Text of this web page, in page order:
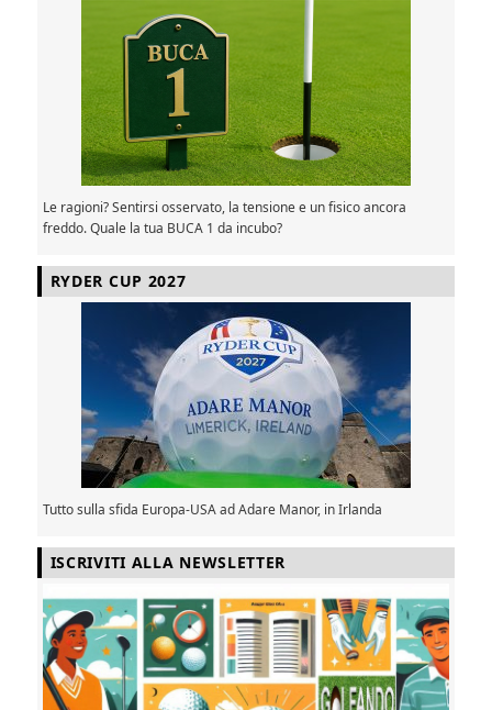
Le ragioni? Sentirsi osservato, la tensione e un fisico ancora
freddo. Quale la tua BUCA 1 da incubo?
RYDER CUP 2027
Tutto sulla sfida Europa-USA ad Adare Manor, in Irlanda
ISCRIVITI ALLA NEWSLETTER